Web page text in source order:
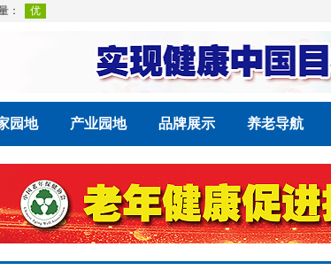
园地 产业园地 品牌展示 养老导航